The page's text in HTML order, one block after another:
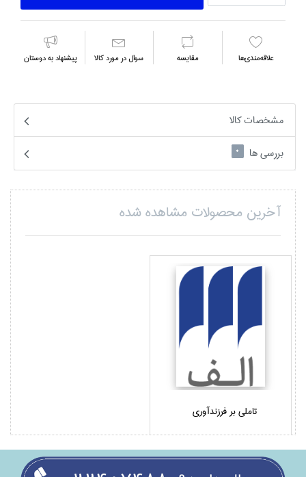
علاقه‌مندي‌ها مقايسه سوال در مورد كالا پیشنهاد به دوستان
مشخصات کالا
بررسی ها
0
آخرین محصولات مشاهده شده
تاملي بر فرزندآوري